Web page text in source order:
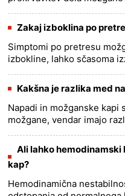
možga......
more >>
Zakaj izboklina po
Simptomi po pretresu
izbokline, lahko sčasoma
nekaj ......
more >>
Kakšna je razlika med
Napadi in možganske kapi
možgane, vendar imajo
Lahko ......
more >>
Ali lahko
kap?
Hemodinamična